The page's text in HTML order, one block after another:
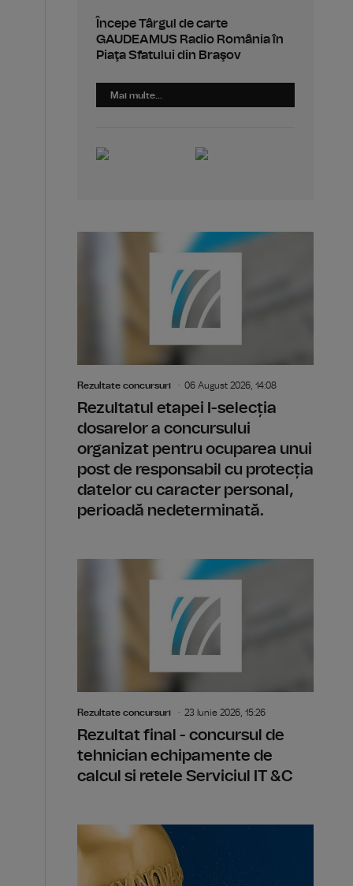
Începe Târgul de carte
GAUDEAMUS Radio România în
Piaţa Sfatului din Braşov
Mai multe...
Rezultate concursuri 06 August 2026, 14:08
Rezultatul etapei I-selecția
dosarelor a concursului
organizat pentru ocuparea unui
post de responsabil cu protecția
datelor cu caracter personal,
perioadă nedeterminată.
Rezultate concursuri 23 Iunie 2026, 15:26
Rezultat final - concursul de
tehnician echipamente de
calcul si retele Serviciul IT &C